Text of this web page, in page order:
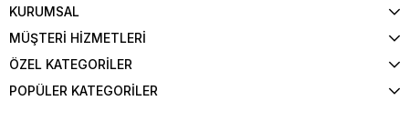
KURUMSAL
MÜŞTERİ HİZMETLERİ
ÖZEL KATEGORİLER
POPÜLER KATEGORİLER